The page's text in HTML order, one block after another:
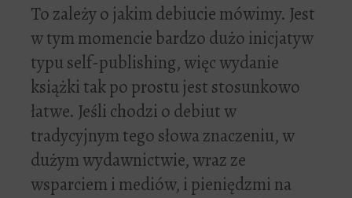
To zależy o jakim debiucie mówimy. Jest
w tym momencie bardzo dużo inicjatyw
typu self-publishing, więc wydanie
książki tak po prostu jest stosunkowo
łatwe. Jeśli chodzi o debiut w
tradycyjnym tego słowa znaczeniu, w
dużym wydawnictwie, wraz ze
wsparciem i mediów, i pieniędzmi na